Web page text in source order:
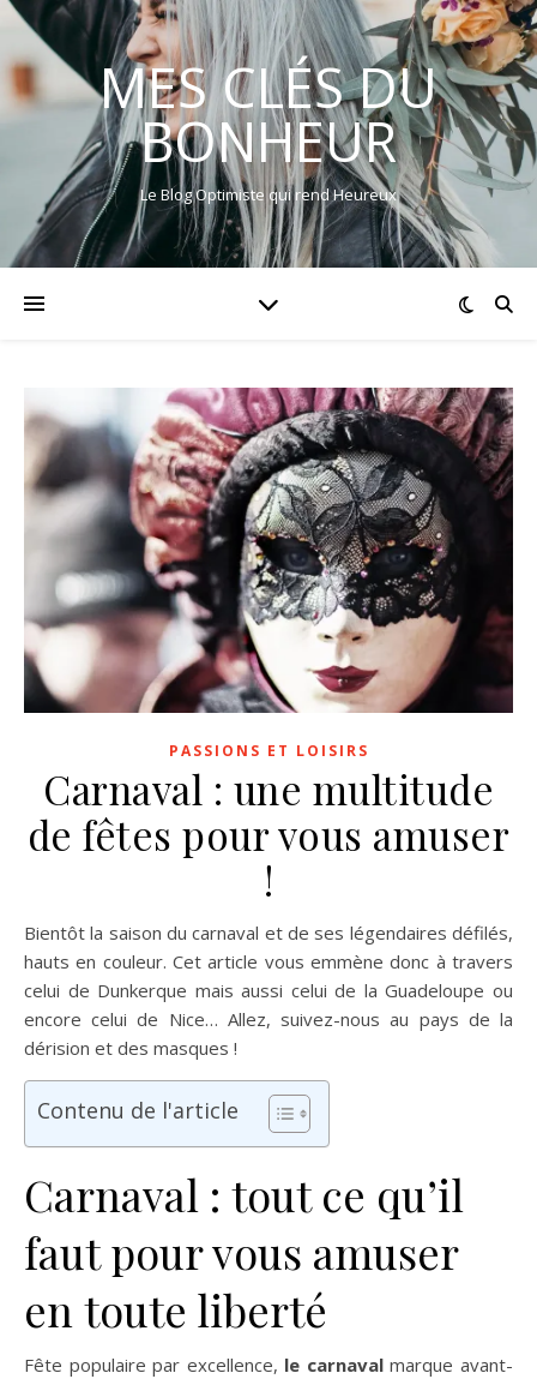
MES CLÉS DU
BONHEUR
Le Blog Optimiste qui rend Heureux
PASSIONS ET LOISIRS
Carnaval : une multitude
de fêtes pour vous amuser
!
Bientôt la saison du carnaval et de ses légendaires défilés,
hauts en couleur. Cet article vous emmène donc à travers
celui de Dunkerque mais aussi celui de la Guadeloupe ou
encore celui de Nice… Allez, suivez-nous au pays de la
dérision et des masques !
Contenu de l'article
Carnaval : tout ce qu’il
faut pour vous amuser
en toute liberté
Fête populaire par excellence, le carnavalmarque avant-